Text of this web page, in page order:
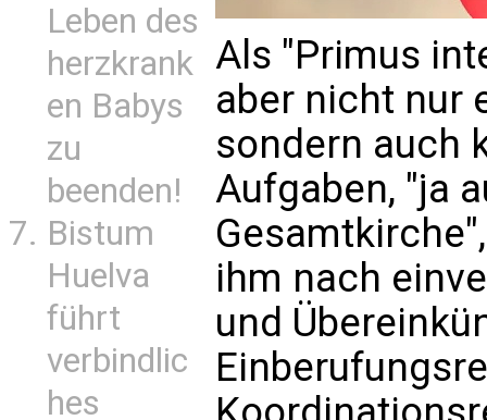
Leben des
herzkrank
en Babys
zu
beenden!
Bistum
Huelva
führt
verbindlic
hes
Als "Primus
aber nicht nur
sondern auch
Aufgaben, "ja
ihm nach
und